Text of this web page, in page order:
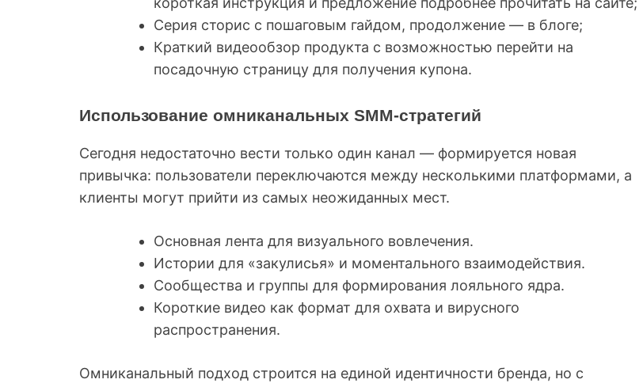
Серия сторис с пошаговым гайдом, продолжение — в блоге;
Краткий видеообзор продукта с возможностью перейти на
посадочную страницу для получения купона.
Использование омниканальных SMM-стратегий
Сегодня недостаточно вести только один канал — формируется новая
привычка: пользователи переключаются между несколькими платформами, а
клиенты могут прийти из самых неожиданных мест.
Основная лента для визуального вовлечения.
Истории для «закулисья» и моментального взаимодействия.
Сообщества и группы для формирования лояльного ядра.
Короткие видео как формат для охвата и вирусного
распространения.
Омниканальный подход строится на единой идентичности бренда, но с